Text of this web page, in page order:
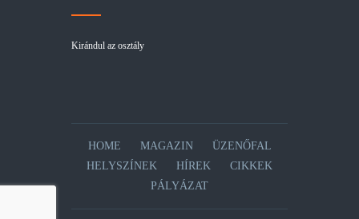
Kirándul az osztály
HOME MAGAZIN
ÜZENŐFAL
HELYSZÍNEK
HÍREK
CIKKEK
PÁLYÁZAT